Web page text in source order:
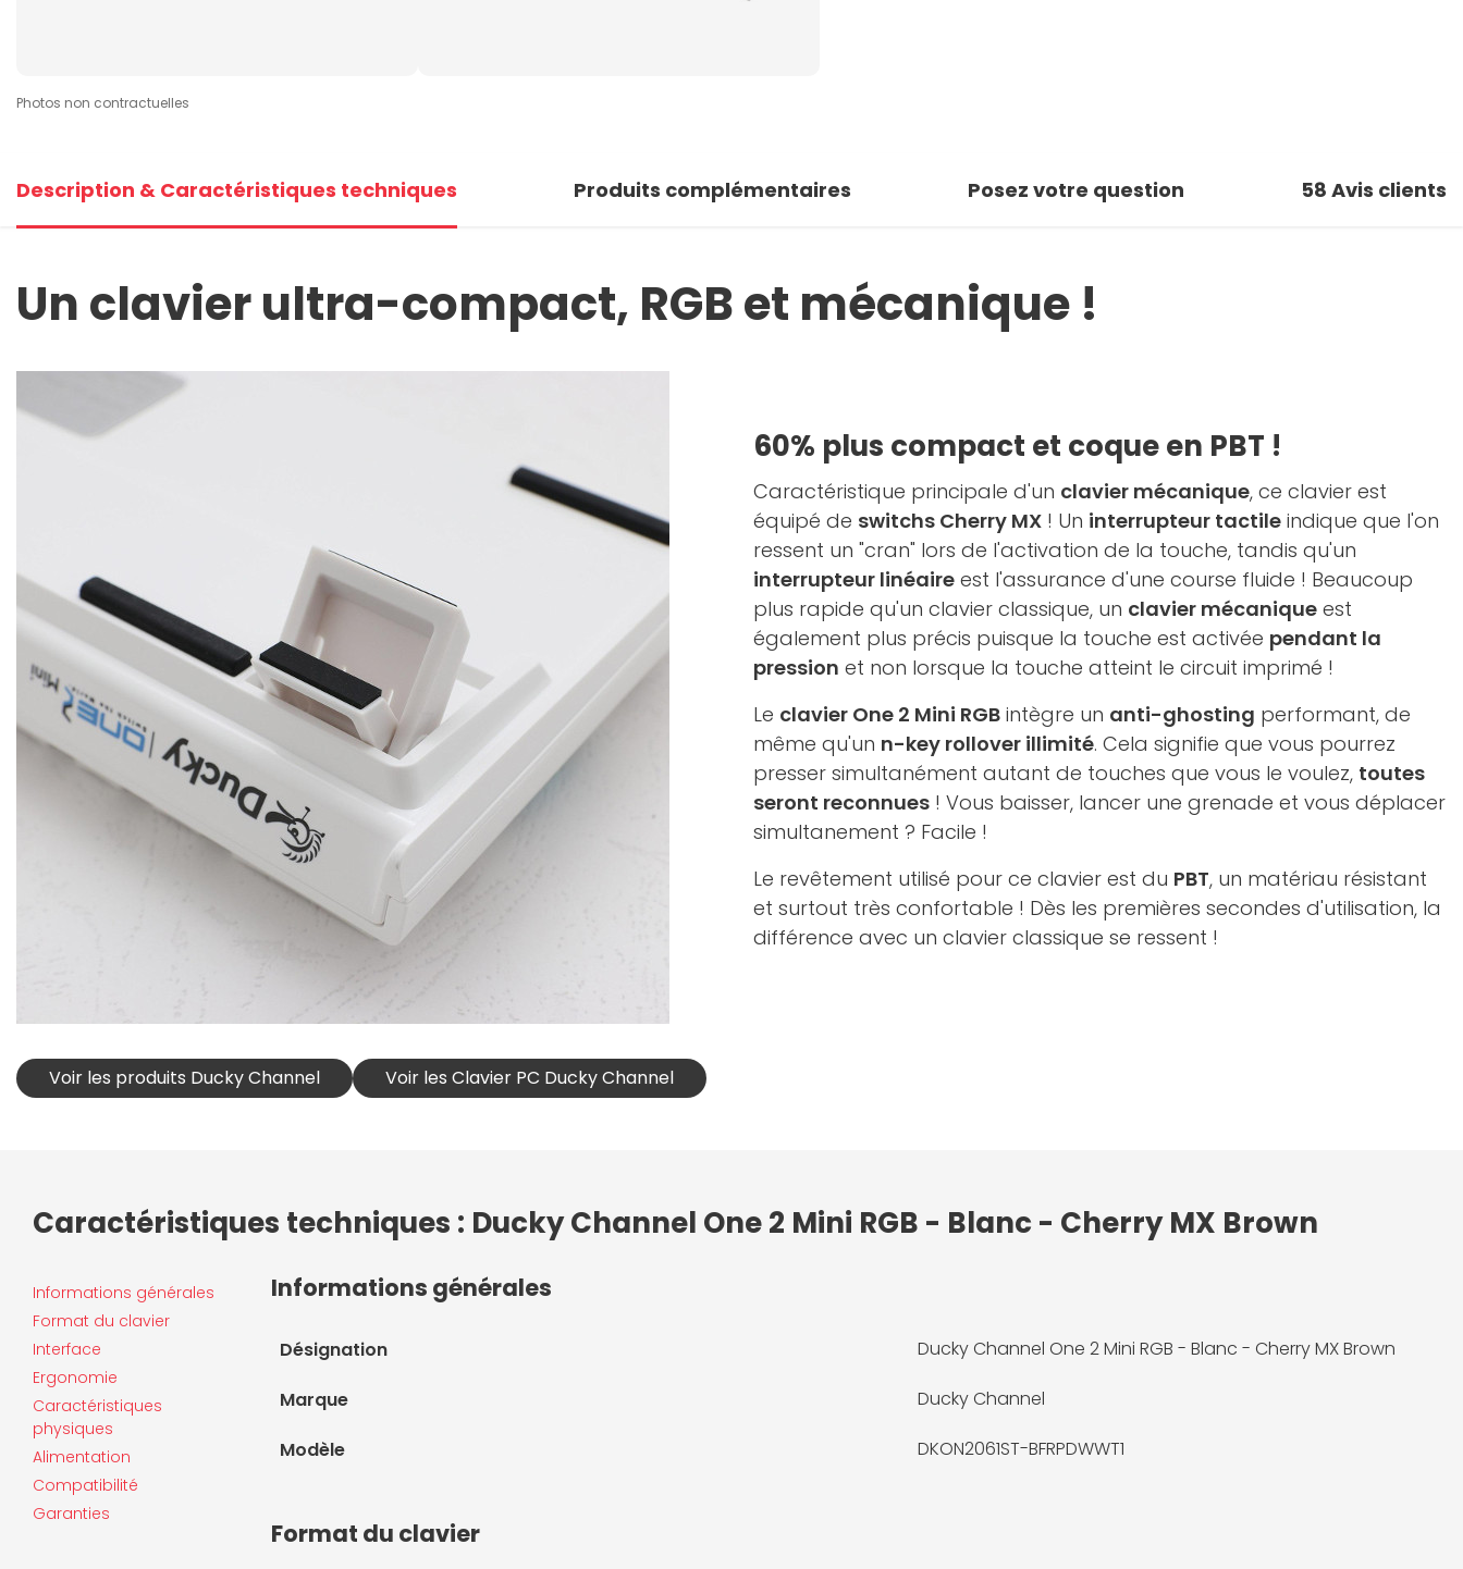
Photos non contractuelles
Description & Caractéristiques techniques Produits complémentaires Posez votre question 58 Avis clients
Un clavier ultra-compact, RGB et mécanique !
60% plus compact et coque en PBT !
Caractéristique principale d'un clavier mécanique, ce clavier est
équipé de switchs Cherry MX ! Un interrupteur tactile indique que l'on
ressent un "cran" lors de l'activation de la touche, tandis qu'un
interrupteur linéaire est l'assurance d'une course fluide ! Beaucoup
plus rapide qu'un clavier classique, un clavier mécanique est
également plus précis puisque la touche est activée pendant la
pression et non lorsque la touche atteint le circuit imprimé !
Le clavier One 2 Mini RGB intègre un anti-ghosting performant, de
même qu'un n-key rollover illimité. Cela signifie que vous pourrez
presser simultanément autant de touches que vous le voulez, toutes
seront reconnues ! Vous baisser, lancer une grenade et vous déplacer
simultanement ? Facile !
Le revêtement utilisé pour ce clavier est du PBT, un matériau résistant
et surtout très confortable ! Dès les premières secondes d'utilisation, la
différence avec un clavier classique se ressent !
Voir les produits Ducky Channel Voir les Clavier PC Ducky Channel
Caractéristiques techniques : Ducky Channel One 2 Mini RGB - Blanc - Cherry MX Brown
Informations générales
Format du clavier
Interface
Ergonomie
Caractéristiques
physiques
Alimentation
Compatibilité
Garanties
Informations générales
Désignation Ducky Channel One 2 Mini RGB - Blanc - Cherry MX Brown
Marque Ducky Channel
Modèle DKON2061ST-BFRPDWWT1
Format du clavier